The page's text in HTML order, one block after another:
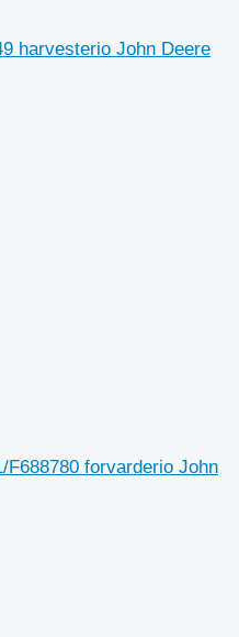
harvesterio John Deere
F688780 forvarderio John